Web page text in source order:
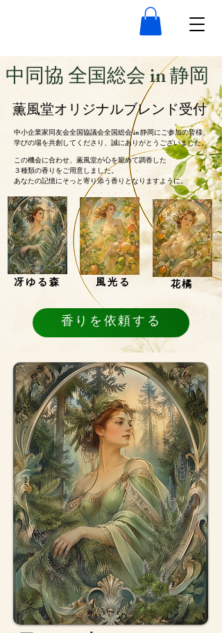
中同協 全国総会 in 静岡
薫風堂オリジナルブレンド受付
​中小企業家同友会全国協議会全国総会 in 静岡にご参加の皆様、
学びの場を共創してくださり、誠にありがとうございました。
この機会に合わせ、薫風堂が心を籠めて調香した
３種類の香りをご用意しました。
​あなたの記憶にそっと寄り添う香りとなりますように。
冴ゆる森 ​風光る 花橘
香りを依頼する